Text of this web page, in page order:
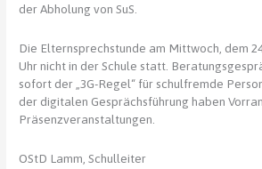
der Abholung von SuS.
Die Elternsprechstunde am Mittwoch, dem
Uhr nicht in der Schule statt.
sofort der „3G-Regel“ für schulfremde
der digitalen Gesprächsführung haben
Präsenzveranstaltungen.
OStD Lamm, Schulleiter